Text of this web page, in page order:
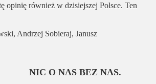
opinię również w dzisiejszej Polsce. Ten
Andrzej Sobieraj, Janusz
NIC O NAS BEZ NAS.